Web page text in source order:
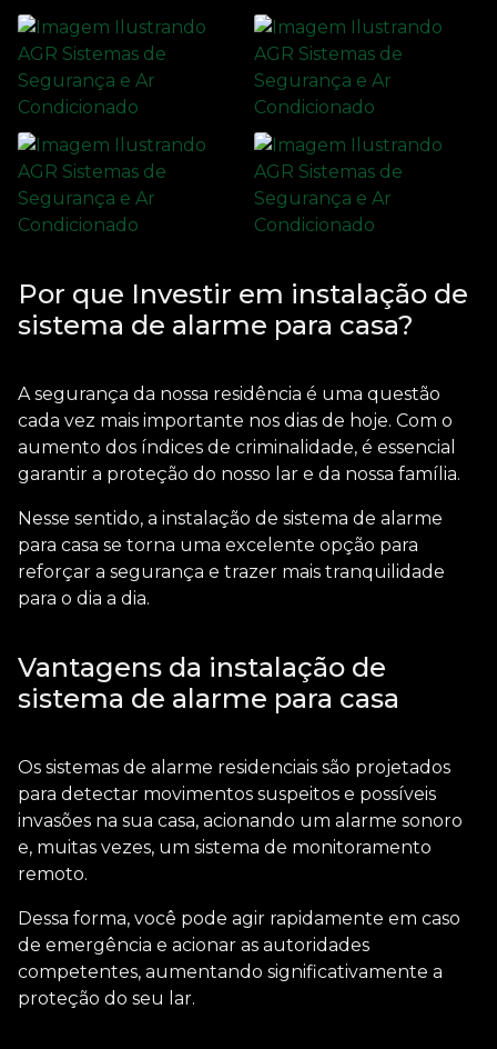
Por que Investir em instalação de
sistema de alarme para casa?
A segurança da nossa residência é uma questão
cada vez mais importante nos dias de hoje. Com o
aumento dos índices de criminalidade, é essencial
garantir a proteção do nosso lar e da nossa família.
Nesse sentido, a instalação de sistema de alarme
para casa se torna uma excelente opção para
reforçar a segurança e trazer mais tranquilidade
para o dia a dia.
Vantagens da instalação de
sistema de alarme para casa
Os sistemas de alarme residenciais são projetados
para detectar movimentos suspeitos e possíveis
invasões na sua casa, acionando um alarme sonoro
e, muitas vezes, um sistema de monitoramento
remoto.
Dessa forma, você pode agir rapidamente em caso
de emergência e acionar as autoridades
competentes, aumentando significativamente a
proteção do seu lar.